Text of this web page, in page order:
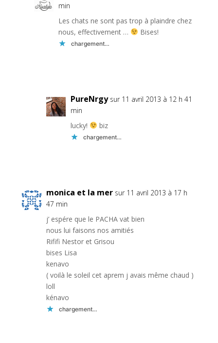
min
Les chats ne sont pas trop à plaindre chez
nous, effectivement …
Bises!
chargement…
PureNrgy sur 11 avril 2013 à 12 h 41
min
lucky!
biz
chargement…
monica et la mer sur 11 avril 2013 à 17 h
47 min
j’ espére que le PACHA vat bien
nous lui faisons nos amitiés
Rififi Nestor et Grisou
bises Lisa
kenavo
( voilà le soleil cet aprem j avais même chaud )
loll
kénavo
chargement…